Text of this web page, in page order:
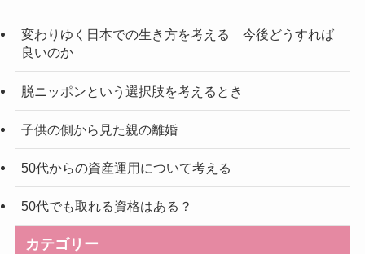
変わりゆく日本での生き方を考える 今後どうすれば
良いのか
脱ニッポンという選択肢を考えるとき
子供の側から見た親の離婚
50代からの資産運用について考える
50代でも取れる資格はある？
カテゴリー